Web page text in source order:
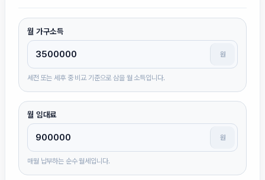
월 가구소득
원
세전 또는 세후 중 비교 기준으로 삼을 월 소득입니다.
월 임대료
원
매월 납부하는 순수 월세입니다.